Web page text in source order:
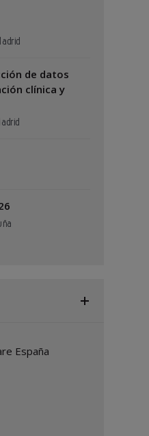
de datos
clínica y
España